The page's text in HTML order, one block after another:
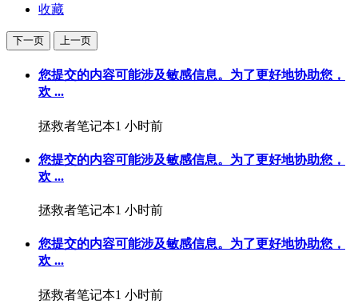
收藏
下一页 上一页
您提交的内容可能涉及敏感信息。为了更好地协助您，
欢 ...
拯救者笔记本1 小时前
您提交的内容可能涉及敏感信息。为了更好地协助您，
欢 ...
拯救者笔记本1 小时前
您提交的内容可能涉及敏感信息。为了更好地协助您，
欢 ...
拯救者笔记本1 小时前